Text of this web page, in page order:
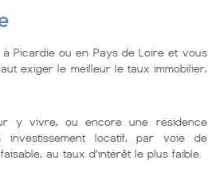
Picardie ou en Pays de Loire et vous
exiger le meilleur le taux immobilier,
y vivre, ou encore une résidence
locatif, par voie de
au taux d’intérêt le plus faible.